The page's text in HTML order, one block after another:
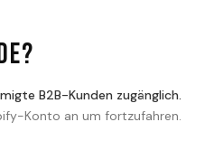
B2B-Kunden zugänglich.
Konto an um fortzufahren.